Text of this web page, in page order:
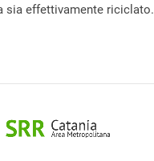
sia effettivamente riciclato.